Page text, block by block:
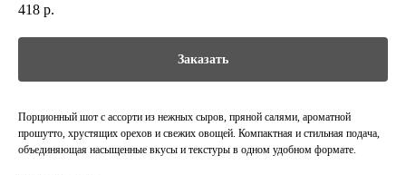
418 р.
Заказать
Порционный шот с ассорти из нежных сыров, пряной салями, ароматной
прошутто, хрустящих орехов и свежих овощей. Компактная и стильная подача,
объединяющая насыщенные вкусы и текстуры в одном удобном формате.